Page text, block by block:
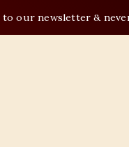
to our newsletter &